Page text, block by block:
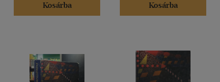
Kosárba
Kosárba